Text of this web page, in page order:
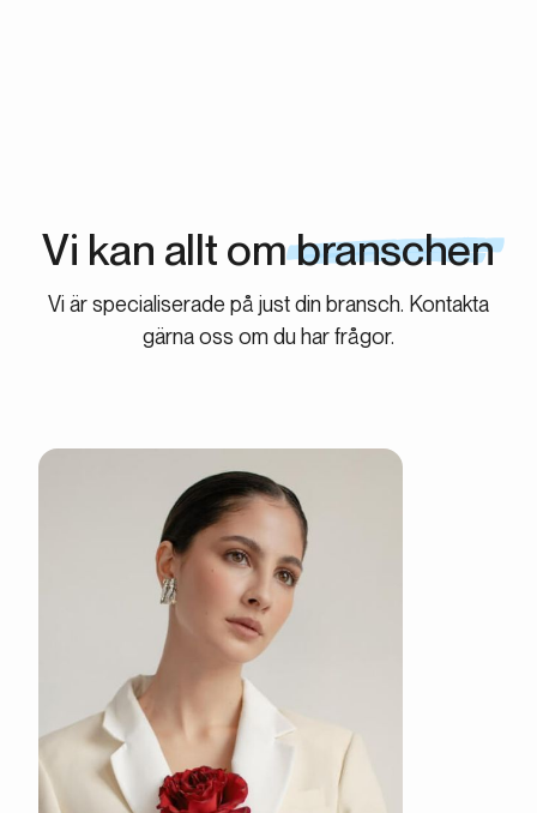
Vi kan allt ombranschen
Vi är specialiserade på just din bransch. Kontakta
gärna oss om du har frågor.